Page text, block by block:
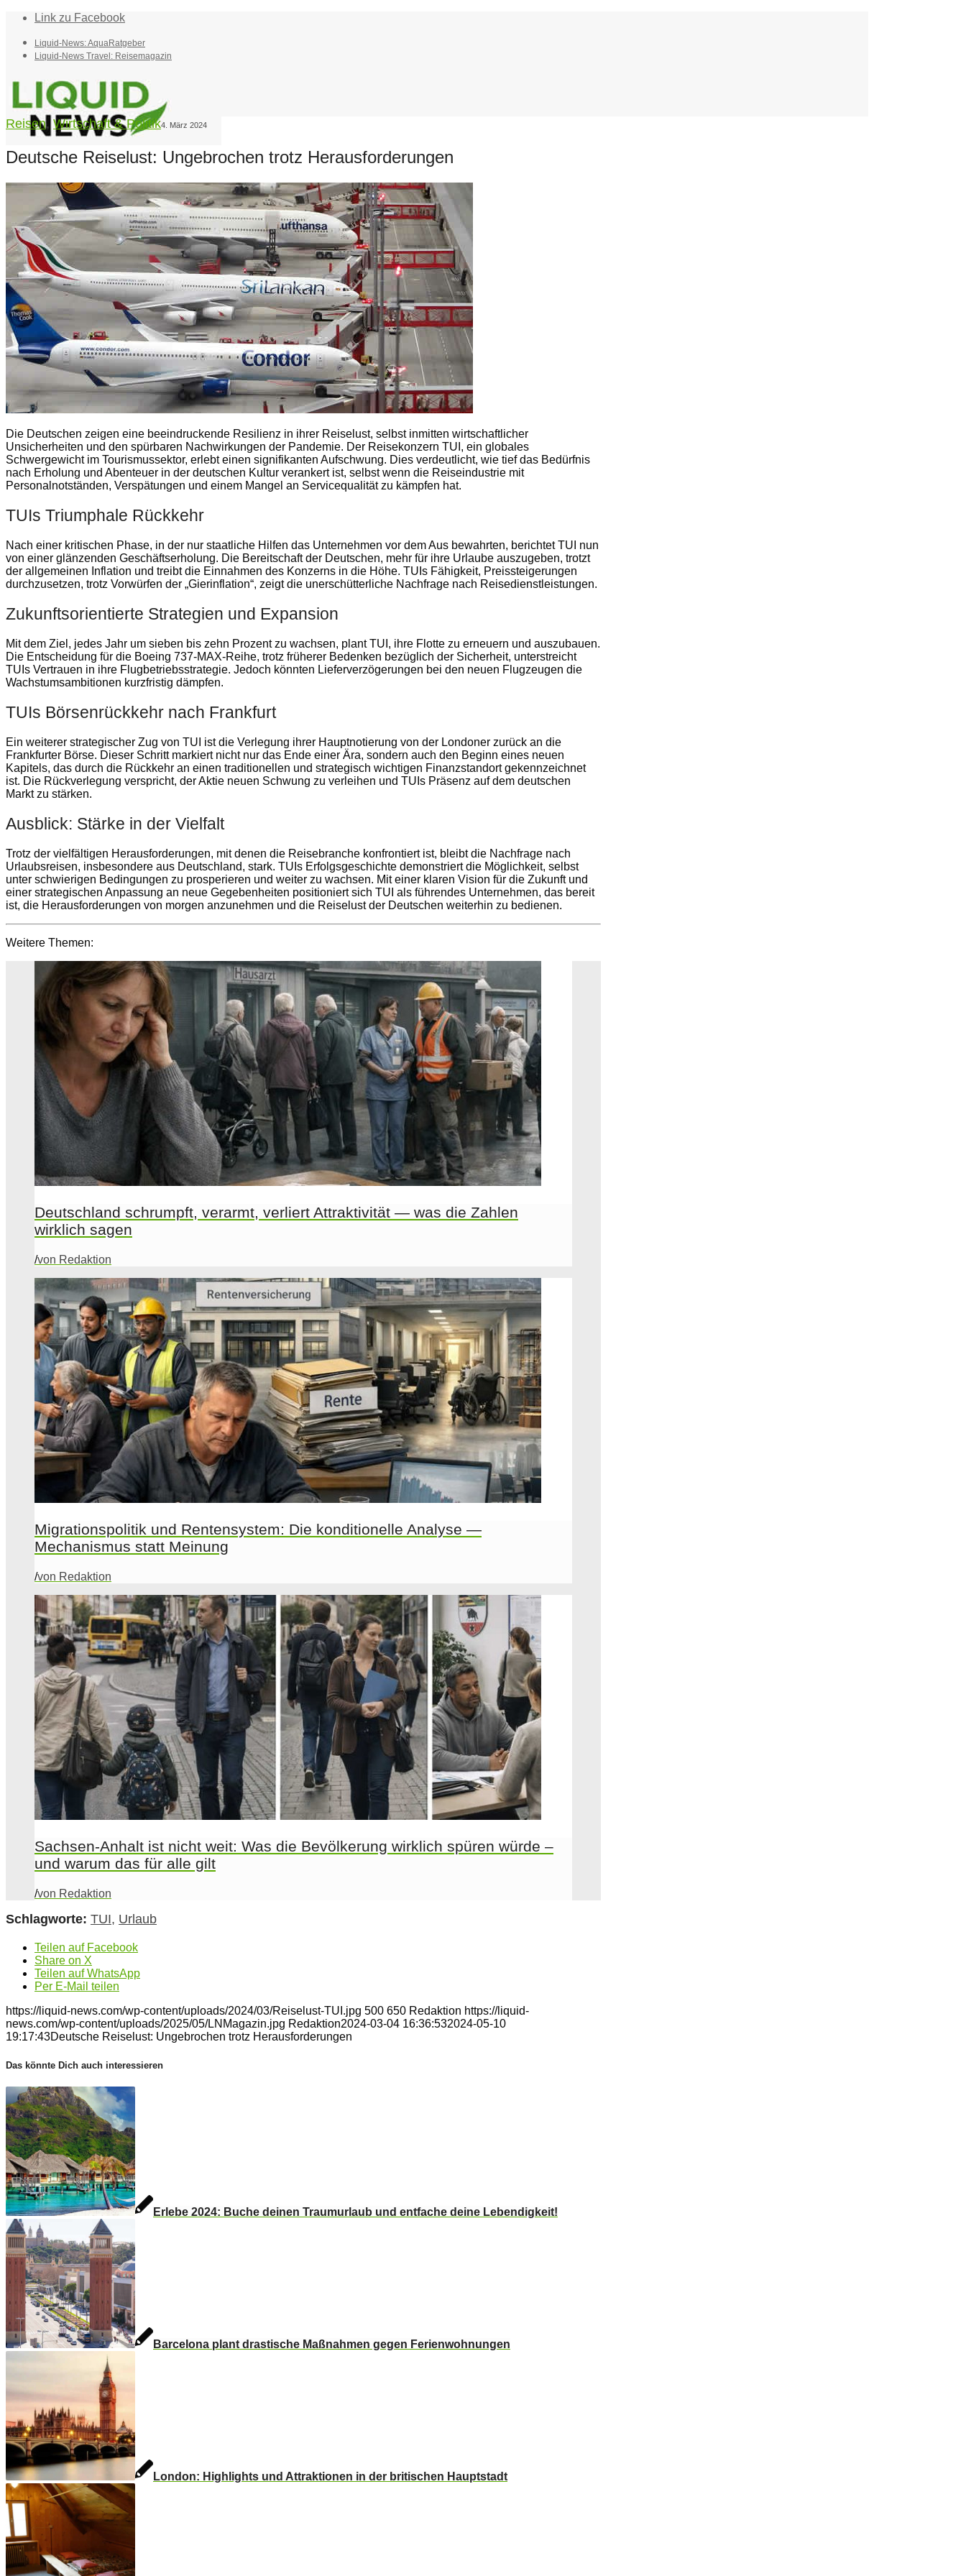
Link zu Facebook
Liquid-News: AquaRatgeber
Liquid-News Travel: Reisemagazin
Home
Suche
Menü Menü
Reisen, Wirtschaft & Politik4. März 2024
Deutsche Reiselust: Ungebrochen trotz Herausforderungen
Die Deutschen zeigen eine beeindruckende Resilienz in ihrer Reiselust, selbst inmitten wirtschaftlicher
Unsicherheiten und den spürbaren Nachwirkungen der Pandemie. Der Reisekonzern TUI, ein globales
Schwergewicht im Tourismussektor, erlebt einen signifikanten Aufschwung. Dies verdeutlicht, wie tief das Bedürfnis
nach Erholung und Abenteuer in der deutschen Kultur verankert ist, selbst wenn die Reiseindustrie mit
Personalnotständen, Verspätungen und einem Mangel an Servicequalität zu kämpfen hat.
TUIs Triumphale Rückkehr
Nach einer kritischen Phase, in der nur staatliche Hilfen das Unternehmen vor dem Aus bewahrten, berichtet TUI nun
von einer glänzenden Geschäftserholung. Die Bereitschaft der Deutschen, mehr für ihre Urlaube auszugeben, trotzt
der allgemeinen Inflation und treibt die Einnahmen des Konzerns in die Höhe. TUIs Fähigkeit, Preissteigerungen
durchzusetzen, trotz Vorwürfen der „Gierinflation“, zeigt die unerschütterliche Nachfrage nach Reisedienstleistungen.
Zukunftsorientierte Strategien und Expansion
Mit dem Ziel, jedes Jahr um sieben bis zehn Prozent zu wachsen, plant TUI, ihre Flotte zu erneuern und auszubauen.
Die Entscheidung für die Boeing 737-MAX-Reihe, trotz früherer Bedenken bezüglich der Sicherheit, unterstreicht
TUIs Vertrauen in ihre Flugbetriebsstrategie. Jedoch könnten Lieferverzögerungen bei den neuen Flugzeugen die
Wachstumsambitionen kurzfristig dämpfen.
TUIs Börsenrückkehr nach Frankfurt
Ein weiterer strategischer Zug von TUI ist die Verlegung ihrer Hauptnotierung von der Londoner zurück an die
Frankfurter Börse. Dieser Schritt markiert nicht nur das Ende einer Ära, sondern auch den Beginn eines neuen
Kapitels, das durch die Rückkehr an einen traditionellen und strategisch wichtigen Finanzstandort gekennzeichnet
ist. Die Rückverlegung verspricht, der Aktie neuen Schwung zu verleihen und TUIs Präsenz auf dem deutschen
Markt zu stärken.
Ausblick: Stärke in der Vielfalt
Trotz der vielfältigen Herausforderungen, mit denen die Reisebranche konfrontiert ist, bleibt die Nachfrage nach
Urlaubsreisen, insbesondere aus Deutschland, stark. TUIs Erfolgsgeschichte demonstriert die Möglichkeit, selbst
unter schwierigen Bedingungen zu prosperieren und weiter zu wachsen. Mit einer klaren Vision für die Zukunft und
einer strategischen Anpassung an neue Gegebenheiten positioniert sich TUI als führendes Unternehmen, das bereit
ist, die Herausforderungen von morgen anzunehmen und die Reiselust der Deutschen weiterhin zu bedienen.
Weitere Themen:
Deutschland schrumpft, verarmt, verliert Attraktivität — was die Zahlen
wirklich sagen
/von Redaktion
Migrationspolitik und Rentensystem: Die konditionelle Analyse —
Mechanismus statt Meinung
/von Redaktion
Sachsen-Anhalt ist nicht weit: Was die Bevölkerung wirklich spüren würde –
und warum das für alle gilt
/von Redaktion
Schlagworte: TUI, Urlaub
Teilen auf Facebook
Share on X
Teilen auf WhatsApp
Per E-Mail teilen
https://liquid-news.com/wp-content/uploads/2024/03/Reiselust-TUI.jpg 500 650 Redaktion https://liquid-
news.com/wp-content/uploads/2025/05/LNMagazin.jpg Redaktion2024-03-04 16:36:532024-05-10
19:17:43Deutsche Reiselust: Ungebrochen trotz Herausforderungen
Das könnte Dich auch interessieren
Erlebe 2024: Buche deinen Traumurlaub und entfache deine Lebendigkeit!
Barcelona plant drastische Maßnahmen gegen Ferienwohnungen
London: Highlights und Attraktionen in der britischen Hauptstadt